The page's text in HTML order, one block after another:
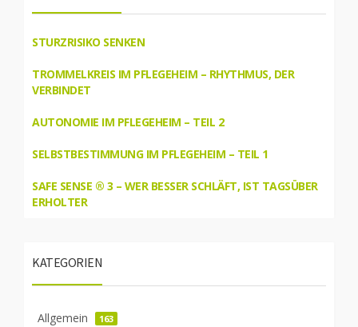
STURZRISIKO SENKEN
TROMMELKREIS IM PFLEGEHEIM – RHYTHMUS, DER
VERBINDET
AUTONOMIE IM PFLEGEHEIM – TEIL 2
SELBSTBESTIMMUNG IM PFLEGEHEIM – TEIL 1
SAFE SENSE ® 3 – WER BESSER SCHLÄFT, IST TAGSÜBER
ERHOLTER
KATEGORIEN
Allgemein 163